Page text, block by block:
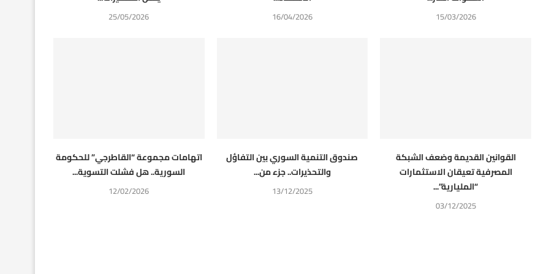
25/05/2026 16/04/2026 15/03/2026
اتهامات مجموعة “القاطرجي” للحكومة
السورية.. هل فشلت التسوية...
12/02/2026
صندوق التنمية السوري بين التفاؤل
والتحذيرات.. جزء من...
13/12/2025
القوانين القديمة وضعف الشبكة
المصرفية تعيقان الاستثمارات
“المليارية”...
03/12/2025